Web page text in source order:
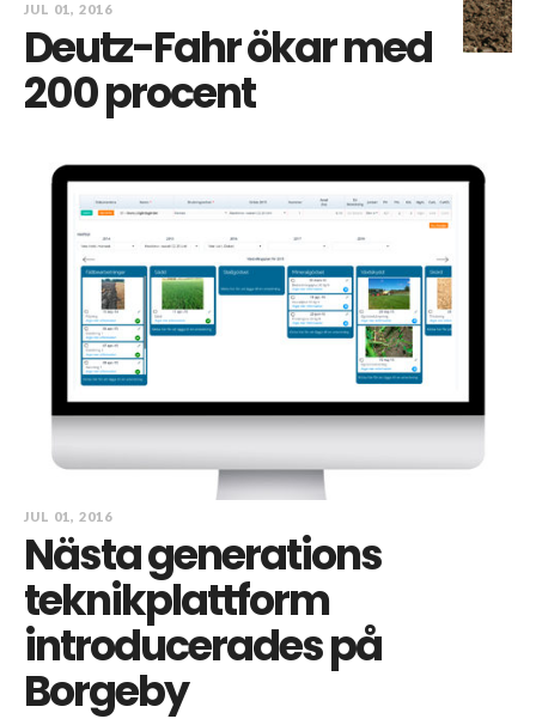
JUL 01, 2016
Deutz-Fahr ökar med
200 procent
JUL 01, 2016
Nästa generations
teknikplattform
introducerades på
Borgeby